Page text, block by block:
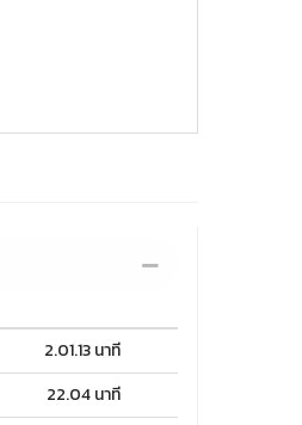
2.01.13 นาที
22.04 นาที